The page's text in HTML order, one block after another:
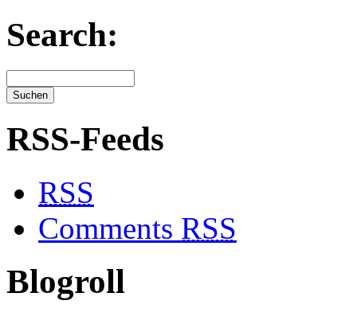
Search:
RSS-Feeds
RSS
Comments RSS
Blogroll